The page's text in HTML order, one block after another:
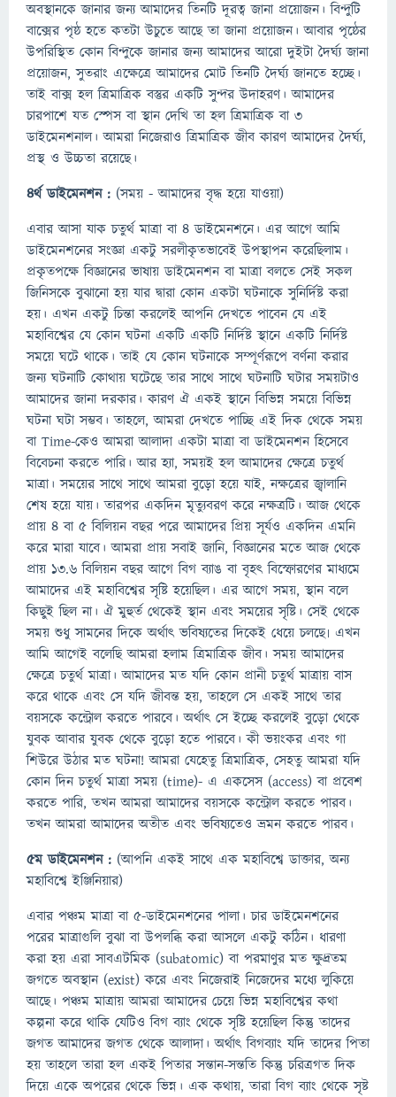
অবস্থানকে জানার জন্য আমাদের তিনটি দূরত্ব জানা প্রয়োজন। বিন্দুটি
বাক্সের পৃষ্ঠ হতে কতটা উচুতে আছে তা জানা প্রয়োজন। আবার পৃষ্ঠের
উপরিস্থিত কোন বিন্দুকে জানার জন্য আমাদের আরো দুইটা দৈর্ঘ্য জানা
প্রয়োজন, সুতরাং এক্ষেত্রে আমাদের মোট তিনটি দৈর্ঘ্য জানতে হচ্ছে।
তাই বাক্স হল ত্রিমাত্রিক বস্তুর একটি সুন্দর উদাহরণ। আমাদের
চারপাশে যত স্পেস বা স্থান দেখি তা হল ত্রিমাত্রিক বা ৩
ডাইমেনশনাল। আমরা নিজেরাও ত্রিমাত্রিক জীব কারণ আমাদের দৈর্ঘ্য,
প্রস্থ ও উচ্চতা রয়েছে।
৪র্থ ডাইমেনশন : (সময় - আমাদের বৃদ্ধ হয়ে যাওয়া)
এবার আসা যাক চতুর্থ মাত্রা বা ৪ ডাইমেনশনে। এর আগে আমি
ডাইমেনশনের সংজ্ঞা একটু সরলীকৃতভাবেই উপস্থাপন করেছিলাম।
প্রকৃতপক্ষে বিজ্ঞানের ভাষায় ডাইমেনশন বা মাত্রা বলতে সেই সকল
জিনিসকে বুঝানো হয় যার দ্বারা কোন একটা ঘটনাকে সুনির্দিষ্ট করা
হয়। এখন একটু চিন্তা করলেই আপনি দেখতে পাবেন যে এই
মহাবিশ্বের যে কোন ঘটনা একটি একটি নির্দিষ্ট স্থানে একটি নির্দিষ্ট
সময়ে ঘটে থাকে। তাই যে কোন ঘটনাকে সম্পূর্ণরূপে বর্ণনা করার
জন্য ঘটনাটি কোথায় ঘটেছে তার সাথে সাথে ঘটনাটি ঘটার সময়টাও
আমাদের জানা দরকার। কারণ ঐ একই স্থানে বিভিন্ন সময়ে বিভিন্ন
ঘটনা ঘটা সম্ভব। তাহলে, আমরা দেখতে পাচ্ছি এই দিক থেকে সময়
বা Time-কেও আমরা আলাদা একটা মাত্রা বা ডাইমেনশন হিসেবে
বিবেচনা করতে পারি। আর হ্যা, সময়ই হল আমাদের ক্ষেত্রে চতুর্থ
মাত্রা। সময়ের সাথে সাথে আমরা বুড়ো হয়ে যাই, নক্ষত্রের জ্বালানি
শেষ হয়ে যায়। তারপর একদিন মৃত্যুবরণ করে নক্ষত্রটি। আজ থেকে
প্রায় ৪ বা ৫ বিলিয়ন বছর পরে আমাদের প্রিয় সূর্যও একদিন এমনি
করে মারা যাবে। আমরা প্রায় সবাই জানি, বিজ্ঞানের মতে আজ থেকে
প্রায় ১৩.৬ বিলিয়ন বছর আগে বিগ ব্যাঙ বা বৃহৎ বিস্ফোরণের মাধ্যমে
আমাদের এই মহাবিশ্বের সৃষ্টি হয়েছিল। এর আগে সময়, স্থান বলে
কিছুই ছিল না। ঐ মুহুর্ত থেকেই স্থান এবং সময়ের সৃষ্টি। সেই থেকে
সময় শুধু সামনের দিকে অর্থাৎ ভবিষ্যতের দিকেই ধেয়ে চলছে৷ এখন
আমি আগেই বলেছি আমরা হলাম ত্রিমাত্রিক জীব। সময় আমাদের
ক্ষেত্রে চতুর্থ মাত্রা। আমাদের মত যদি কোন প্রানী চতুর্থ মাত্রায় বাস
করে থাকে এবং সে যদি জীবন্ত হয়, তাহলে সে একই সাথে তার
বয়সকে কন্ট্রোল করতে পারবে। অর্থাৎ সে ইচ্ছে করলেই বুড়ো থেকে
যুবক আবার যুবক থেকে বুড়ো হতে পারবে। কী ভয়ংকর এবং গা
শিউরে উঠার মত ঘটনা! আমরা যেহেতু ত্রিমাত্রিক, সেহতু আমরা যদি
কোন দিন চতুর্থ মাত্রা সময় (time)- এ একসেস (access) বা প্রবেশ
করতে পারি, তখন আমরা আমাদের বয়সকে কন্ট্রোল করতে পারব।
তখন আমরা আমাদের অতীত এবং ভবিষ্যতেও ভ্রমন করতে পারব।
৫ম ডাইমেনশন : (আপনি একই সাথে এক মহাবিশ্বে ডাক্তার, অন্য
মহাবিশ্বে ইঞ্জিনিয়ার)
এবার পঞ্চম মাত্রা বা ৫-ডাইমেনশনের পালা। চার ডাইমেনশনের
পরের মাত্রাগুলি বুঝা বা উপলব্ধি করা আসলে একটু কঠিন। ধারণা
করা হয় এরা সাবএটমিক (subatomic) বা পরমাণুর মত ক্ষুদ্রতম
জগতে অবস্থান (exist) করে এবং নিজেরাই নিজেদের মধ্যে লুকিয়ে
আছে। পঞ্চম মাত্রায় আমরা আমাদের চেয়ে ভিন্ন মহাবিশ্বের কথা
কল্পনা করে থাকি যেটিও বিগ ব্যাং থেকে সৃষ্টি হয়েছিল কিন্তু তাদের
জগত আমাদের জগত থেকে আলাদা। অর্থাৎ বিগব্যাং যদি তাদের পিতা
হয় তাহলে তারা হল একই পিতার সন্তান-সন্ততি কিন্তু চরিত্রগত দিক
দিয়ে একে অপরের থেকে ভিন্ন। এক কথায়, তারা বিগ ব্যাং থেকে সৃষ্ট